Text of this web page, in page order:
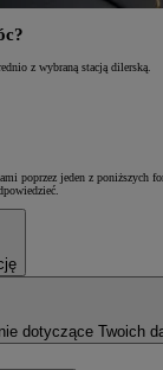
z wybraną stacją dilerską.
poprzez jeden z poniższych
dotyczące Twoich